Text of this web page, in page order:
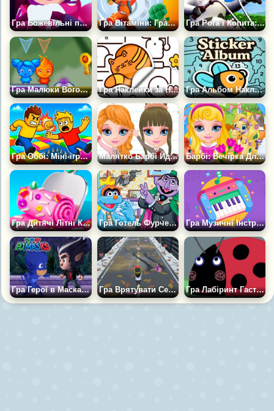
Гра Божевільні перегони: Автопробіг Гра Вітаміни: Грай і Вигравай Гра Рога і Копита: Змагання на Чоппері
Гра Малюки Вогонь і Вода Гра Наклейки за Номерами: Пазл-розмальовка Гра Альбом Наклейок
Гра Оббі: Міні-ігри Проти 1000 Малятко Барбі Йде до Школи Барбі: Вечірка Для Тварин
Гра Дитячі Літні Крижані Літні Десерти Гра Готель Фурчестер: Рука допомоги Гра Музичні Інструменти Для Дітей
Гра Герої в Масках: Войовничий Хаос Гра Врятувати Семію 3Д Гра Лабіринт Гастона